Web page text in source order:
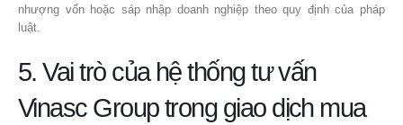
nhượng vốn hoặc sáp nhập doanh nghiệp theo quy định của pháp
luật.
5. Vai trò của hệ thống tư vấn
Vinasc Group trong giao dịch mua